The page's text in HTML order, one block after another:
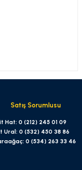
Satış Sorumlusu
Hat: 0 (212) 245 01 09
Ural: 0 (532) 450 38 86
0 (534) 263 33 46